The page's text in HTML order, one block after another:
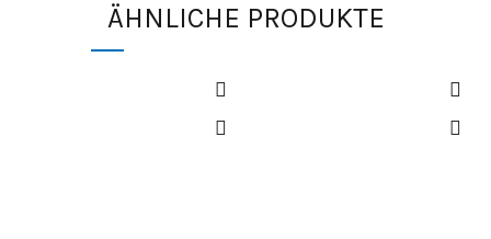
ÄHNLICHE PRODUKTE